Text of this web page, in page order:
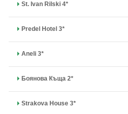
St. Ivan Rilski 4*
Predel Hotel 3*
Aneli 3*
Боянова Къща 2*
Strakova House 3*